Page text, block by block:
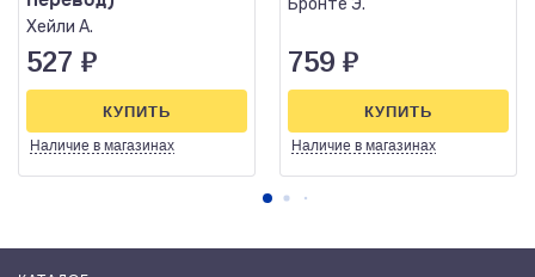
Хейли А.
527 ₽
Наличие в магазинах
КУПИТЬ
Бронте Э.
759 ₽
Наличие в магазинах
КУПИТЬ